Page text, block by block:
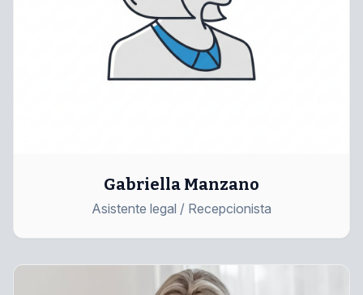
Gabriella Manzano
Asistente legal / Recepcionista